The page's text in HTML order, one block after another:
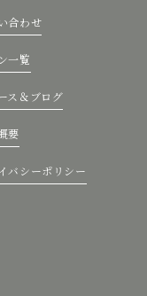
合わせ
一覧
ス＆ブログ
要
バシーポリシー